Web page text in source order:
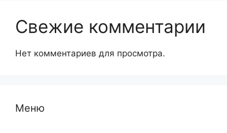
Свежие комментарии
Нет комментариев для просмотра.
Меню